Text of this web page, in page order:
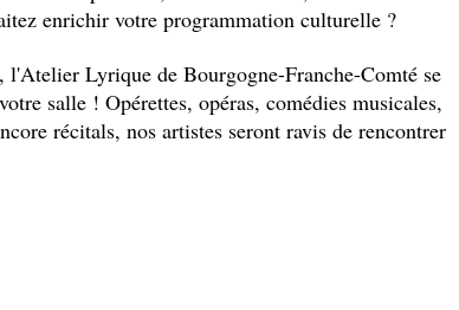
enrichir votre programmation culturelle ?
l'Atelier Lyrique de Bourgogne-Franche-Comté se
salle ! Opérettes, opéras, comédies musicales,
récitals, nos artistes seront ravis de rencontrer